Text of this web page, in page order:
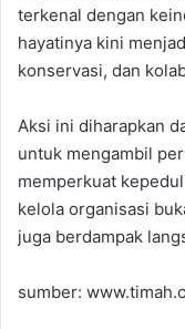
terkenal dengan
hayatinya kini
konservasi, dan
Aksi ini diharapkan
untuk mengambil
memperkuat
kelola organisasi
juga berdampak
sumber: